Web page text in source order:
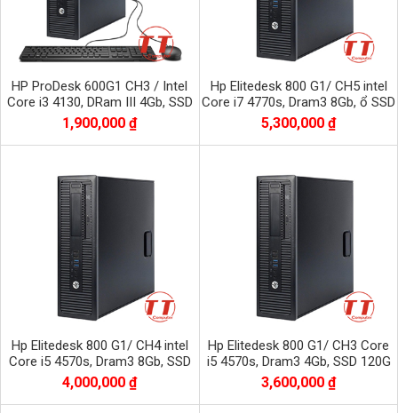
HP ProDesk 600G1 CH3 / Intel
Core i3 4130, DRam III 4Gb, SSD
120Gb
1,900,000 ₫
Hp Elitedesk 800 G1/ CH5 intel
Core i7 4770s, Dram3 8Gb, ổ SSD
120G+HĐ 500Gb, VGA Quadro
K600
5,300,000 ₫
Hp Elitedesk 800 G1/ CH4 intel
Core i5 4570s, Dram3 8Gb, SSD
128G + 500Gb
4,000,000 ₫
Hp Elitedesk 800 G1/ CH3 Core
i5 4570s, Dram3 4Gb, SSD 120G
+ HDD 250G
3,600,000 ₫